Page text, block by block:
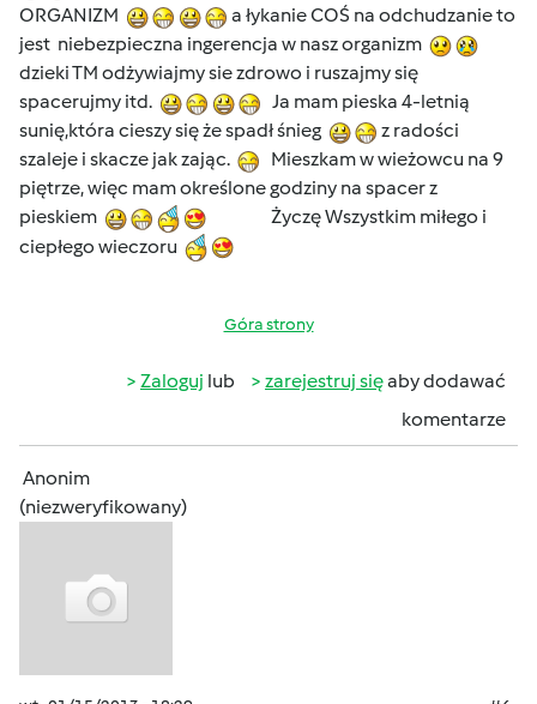
ORGANIZM
a łykanie COŚ na odchudzanie to
jest niebezpieczna ingerencja w nasz organizm
dzieki TM odżywiajmy sie zdrowo i ruszajmy się
spacerujmy itd.
Ja mam pieska 4-letnią
sunię,która cieszy się że spadł śnieg
z radości
szaleje i skacze jak zając.
Mieszkam w wieżowcu na 9
piętrze, więc mam określone godziny na spacer z
pieskiem
Życzę Wszystkim miłego i
ciepłego wieczoru
Góra strony
Zaloguj lub zarejestruj sięaby dodawać
komentarze
Anonim
(niezweryfikowany)